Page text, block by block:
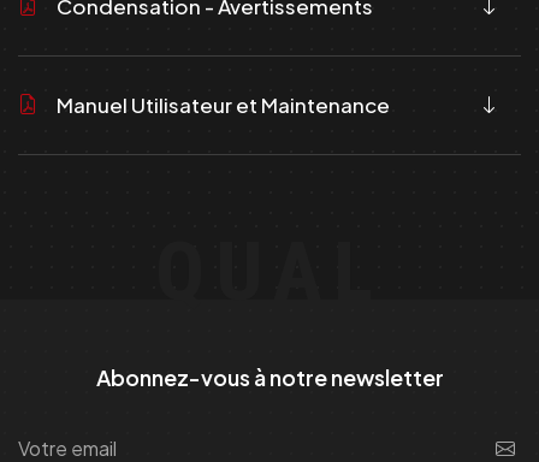
Condensation - Avertissements
Manuel Utilisateur et Maintenance
Abonnez-vous à notre newsletter